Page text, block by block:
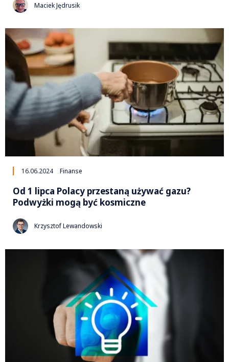
Maciek Jędrusik
16.06.2024 Finanse
Od 1 lipca Polacy przestaną używać gazu?
Podwyżki mogą być kosmiczne
Krzysztof Lewandowski